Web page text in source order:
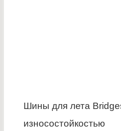
Шины для лета
износостойкостью